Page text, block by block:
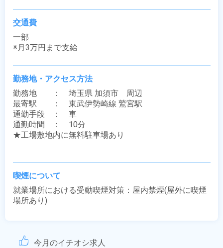
交通費
一部
※月3万円まで支給
勤務地・アクセス方法
勤務地　　：　埼玉県 加須市　周辺
最寄駅　　：　東武伊勢崎線 鷲宮駅
通勤手段　：　車
通勤時間　：　10分
★工場敷地内に無料駐車場あり
喫煙について
就業場所における受動喫煙対策：屋内禁煙(屋外に喫煙
場所あり)
今月のイチオシ求人